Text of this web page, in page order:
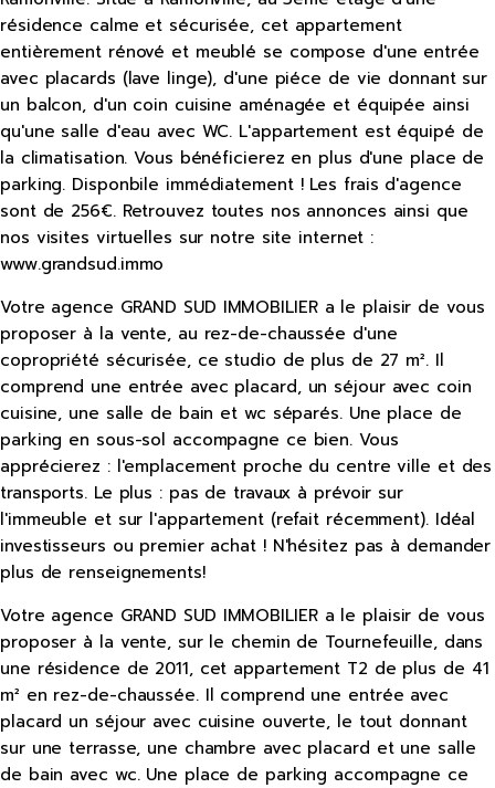
résidence calme et sécurisée, cet appartement
entièrement rénové et meublé se compose d'une entrée
avec placards (lave linge), d'une piéce de vie donnant sur
un balcon, d'un coin cuisine aménagée et équipée ainsi
qu'une salle d'eau avec WC. L'appartement est équipé de
la climatisation. Vous bénéficierez en plus d'une place de
parking. Disponbile immédiatement ! Les frais d'agence
sont de 256€. Retrouvez toutes nos annonces ainsi que
nos visites virtuelles sur notre site internet :
www.grandsud.immo
Votre agence GRAND SUD IMMOBILIER a le plaisir de vous
proposer à la vente, au rez-de-chaussée d'une
copropriété sécurisée, ce studio de plus de 27 m². Il
comprend une entrée avec placard, un séjour avec coin
cuisine, une salle de bain et wc séparés. Une place de
parking en sous-sol accompagne ce bien. Vous
apprécierez : l'emplacement proche du centre ville et des
transports. Le plus : pas de travaux à prévoir sur
l'immeuble et sur l'appartement (refait récemment). Idéal
investisseurs ou premier achat ! N'hésitez pas à demander
plus de renseignements!
Votre agence GRAND SUD IMMOBILIER a le plaisir de vous
proposer à la vente, sur le chemin de Tournefeuille, dans
une résidence de 2011, cet appartement T2 de plus de 41
m² en rez-de-chaussée. Il comprend une entrée avec
placard un séjour avec cuisine ouverte, le tout donnant
sur une terrasse, une chambre avec placard et une salle
de bain avec wc. Une place de parking accompagne ce